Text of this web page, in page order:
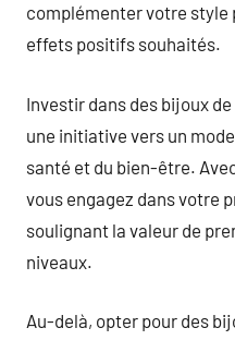
complémenter votre style
effets positifs souhaités.
Investir dans des bijoux
une initiative vers un
santé et du bien-être.
vous engagez dans votre
soulignant la valeur de
niveaux.
Au-delà, opter pour des